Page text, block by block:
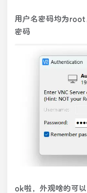
用户名密码均为
密码
ok啦，外观啥的可